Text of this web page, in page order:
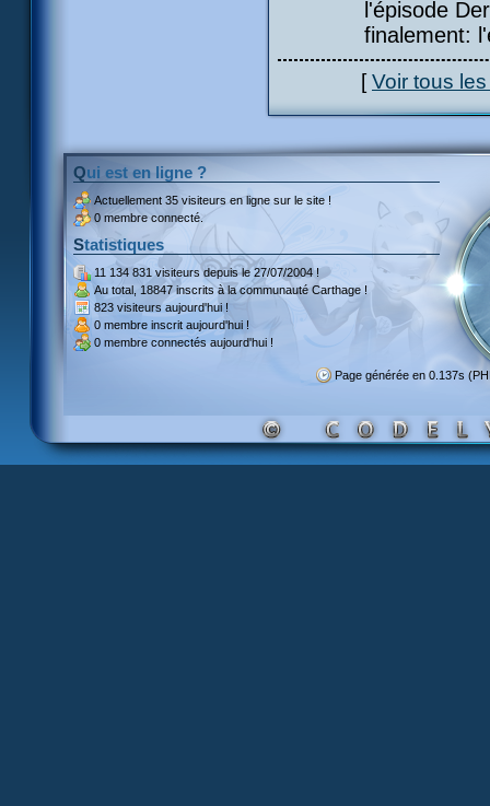
l'épisode
finalement:
[Voir tous
Qui est en ligne ?
Actuellement 35 visiteurs en ligne sur le site !
0 membre connecté.
Statistiques
11 134 831 visiteursdepuis le 27/07/2004 !
Au total, 18847 inscritsà la communauté Carthage !
823 visiteurs aujourd'hui !
0 membre inscrit aujourd'hui !
0 membre connectés aujourd'hui !
Page générée en 0.137s